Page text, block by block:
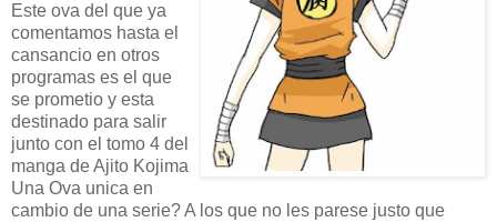
Este ova del que ya
comentamos hasta el
cansancio en otros
programas es el que
se prometio y esta
destinado para salir
junto con el tomo 4 del
manga de Ajito Kojima
Una Ova unica en
cambio de una serie? A los que no les parese justo que